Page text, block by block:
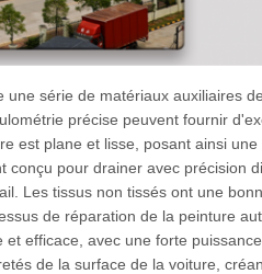
série de matériaux auxiliaires
précise peuvent fournir
est plane et lisse, posant ainsi
pour drainer avec précision
Les tissus non tissés ont une
de réparation de la peinture
efficace, avec une forte
de la surface de la voiture,